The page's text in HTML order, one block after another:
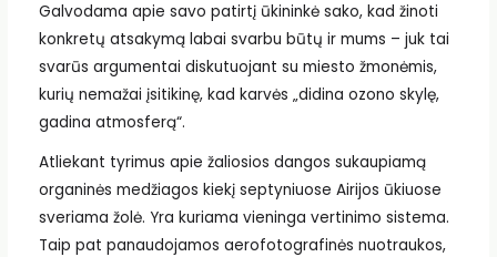
Galvodama apie savo patirtį ūkininkė sako, kad žinoti
konkretų atsakymą labai svarbu būtų ir mums – juk tai
svarūs argumentai diskutuojant su miesto žmonėmis,
kurių nemažai įsitikinę, kad karvės „didina ozono skylę,
gadina atmosferą“.
Atliekant tyrimus apie žaliosios dangos sukaupiamą
organinės medžiagos kiekį septyniuose Airijos ūkiuose
sveriama žolė. Yra kuriama vieninga vertinimo sistema.
Taip pat panaudojamos aerofotografinės nuotraukos,